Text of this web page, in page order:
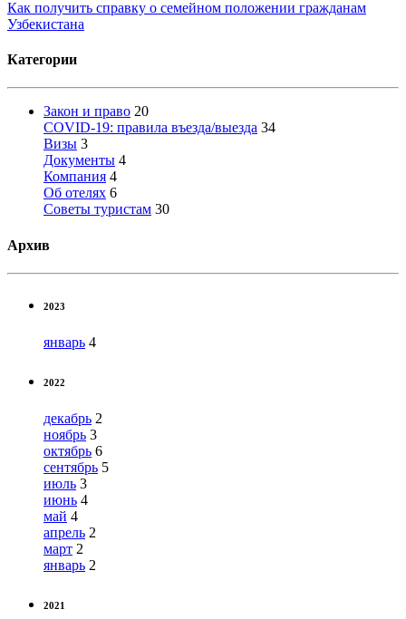
Как получить справку о семейном положении гражданам
Узбекистана
Категории
Закон и право 20
COVID-19: правила въезда/выезда 34
Визы 3
Документы 4
Компания 4
Об отелях 6
Советы туристам 30
Архив
2023
январь 4
2022
декабрь 2
ноябрь 3
октябрь 6
сентябрь 5
июль 3
июнь 4
май 4
апрель 2
март 2
январь 2
2021